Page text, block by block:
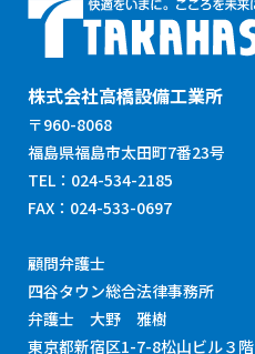
株式会社高橋設備工業所
〒960-8068
福島県福島市太田町7番23号
TEL：024-534-2185
FAX：024-533-0697
顧問弁護士
四谷タウン総合法律事務所
弁護士 大野 雅樹
東京都新宿区1-7-8松山ビル３階